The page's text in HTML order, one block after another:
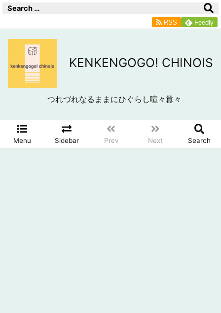
KENKENGOGO! CHINOIS
つれづれなるままにひぐらし喧々囂々
Menu Sidebar Prev Next Search
RSS Feedly